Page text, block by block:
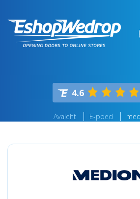
4.6
Avaleht E-poed